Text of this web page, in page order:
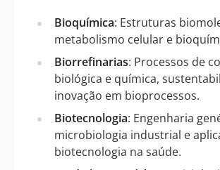
Bioquímica: Estruturas
metabolismo celular e
Biorrefinarias: Processos de
biológica e química,
inovação em bioprocessos.
Biotecnologia: Engenharia
microbiologia industrial e
biotecnologia na saúde.